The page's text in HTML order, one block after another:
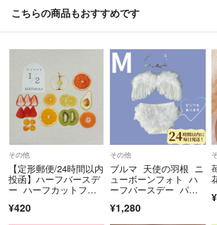
だく場合がございます。詳しくはお気軽にお問い
こちらの商品もおすすめです
その他
【定形郵便/24時間以内
投函】ハーフバースデ
ー ハーフカットフル
¥420
その他
ブルマ 天使の羽根 ニ
ューボーンフォト ハ
ーフバースデー パン
¥1,280